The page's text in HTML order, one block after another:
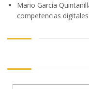
Mario García
competencias